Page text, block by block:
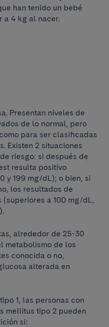
han tenido un bebé
a 4 kg al nacer.
Presentan niveles de
de lo normal, pero
para ser clasificadas
Existen 2 situaciones
riesgo: si después de
resulta positivo
y 199 mg/dL); o bien, si
los resultados de
a 100 mg/dL,
alrededor de 25-30
metabolismo de los
conocida o no,
alterada en
1, las personas con
mellitus tipo 2 pueden
si: